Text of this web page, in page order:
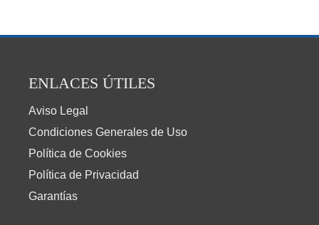
ENLACES ÚTILES
Aviso Legal
Condiciones Generales de Uso
Política de Cookies
Política de Privacidad
Garantías